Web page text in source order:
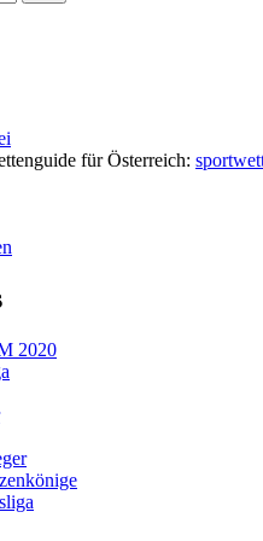
für Österreich:
2020